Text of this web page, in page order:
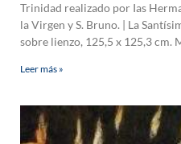
Trinidad realizado por Ias
la Virgen y S. Bruno. | La
sobre lienzo, 125,5 x 125,3 cm.
Leer más »